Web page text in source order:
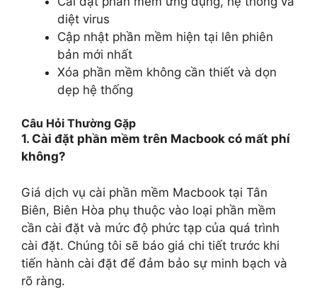
diệt virus
Cập nhật phần mềm hiện tại lên phiên
bản mới nhất
Xóa phần mềm không cần thiết và dọn
dẹp hệ thống
Câu Hỏi Thường Gặp
1. Cài đặt phần mềm trên Macbook có mất phí
không?
Giá dịch vụ cài phần mềm Macbook tại Tân
Biên, Biên Hòa phụ thuộc vào loại phần mềm
cần cài đặt và mức độ phức tạp của quá trình
cài đặt. Chúng tôi sẽ báo giá chi tiết trước khi
tiến hành cài đặt để đảm bảo sự minh bạch và
rõ ràng.